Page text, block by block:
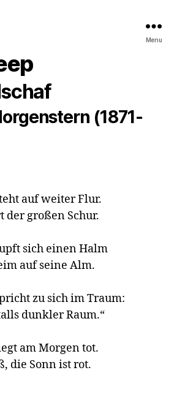
Menu
(1871-
auf weiter Flur.
der großen Schur.
sich einen Halm
auf seine Alm.
zu sich im Traum:
dunkler Raum.“
am Morgen tot.
die Sonn ist rot.